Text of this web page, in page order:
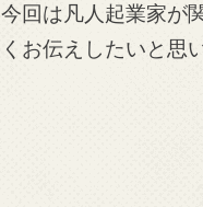
今回は凡人起業家が
くお伝えしたいと思